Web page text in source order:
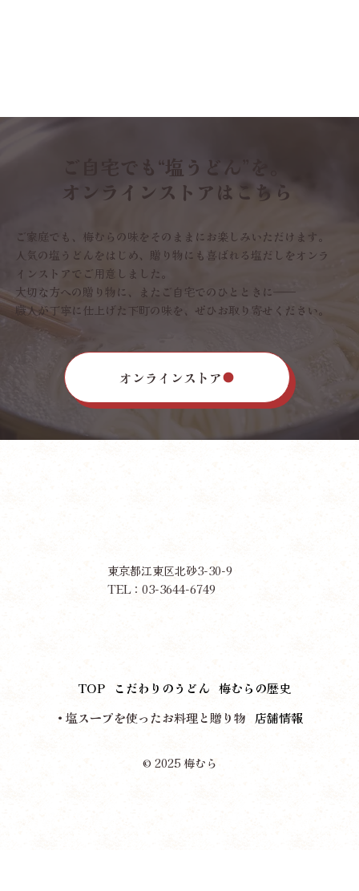
ご自宅でも“塩うどん”を。
オンラインストアはこちら
ご家庭でも、梅むらの味をそのままにお楽しみいただけます。
人気の塩うどんをはじめ、贈り物にも喜ばれる塩だしをオンラ
インストアでご用意しました。
大切な方への贈り物に、またご自宅でのひとときに——
職人が丁寧に仕上げた下町の味を、ぜひお取り寄せください。
オンラインストア
東京都江東区北砂3-30-9
TEL：03-3644-6749
TOP こだわりのうどん 梅むらの歴史
塩スープを使ったお料理と贈り物
店舗情報
© 2025 梅むら